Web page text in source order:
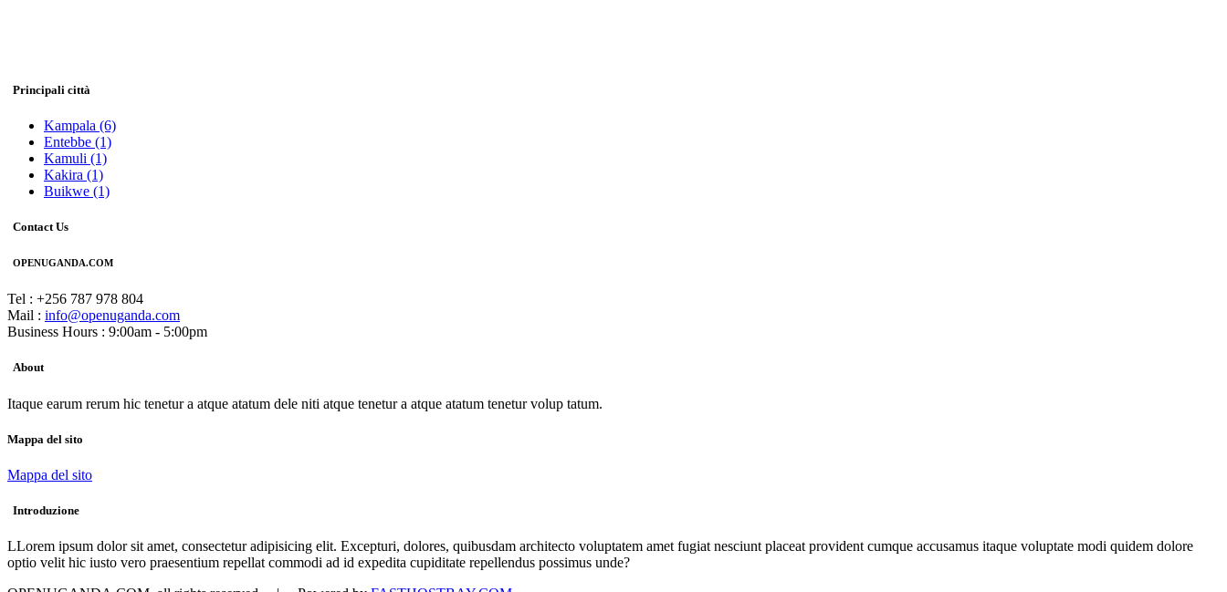
Principali città
Kampala (6)
Entebbe (1)
Kamuli (1)
Kakira (1)
Buikwe (1)
Contact Us
OPENUGANDA.COM
Tel : +256 787 978 804
Mail : info@openuganda.com
Business Hours : 9:00am - 5:00pm
About
Itaque earum rerum hic tenetur a atque atatum dele niti atque tenetur a atque atatum tenetur volup tatum.
Mappa del sito
Mappa del sito
Introduzione
LLorem ipsum dolor sit amet, consectetur adipisicing elit. Excepturi, dolores, quibusdam architecto voluptatem amet fugiat nesciunt placeat provident cumque accusamus itaque voluptate modi quidem dolore
optio velit hic iusto vero praesentium repellat commodi ad id expedita cupiditate repellendus possimus unde?